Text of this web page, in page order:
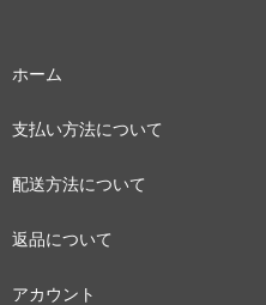
ホーム
支払い方法について
配送方法について
返品について
アカウント